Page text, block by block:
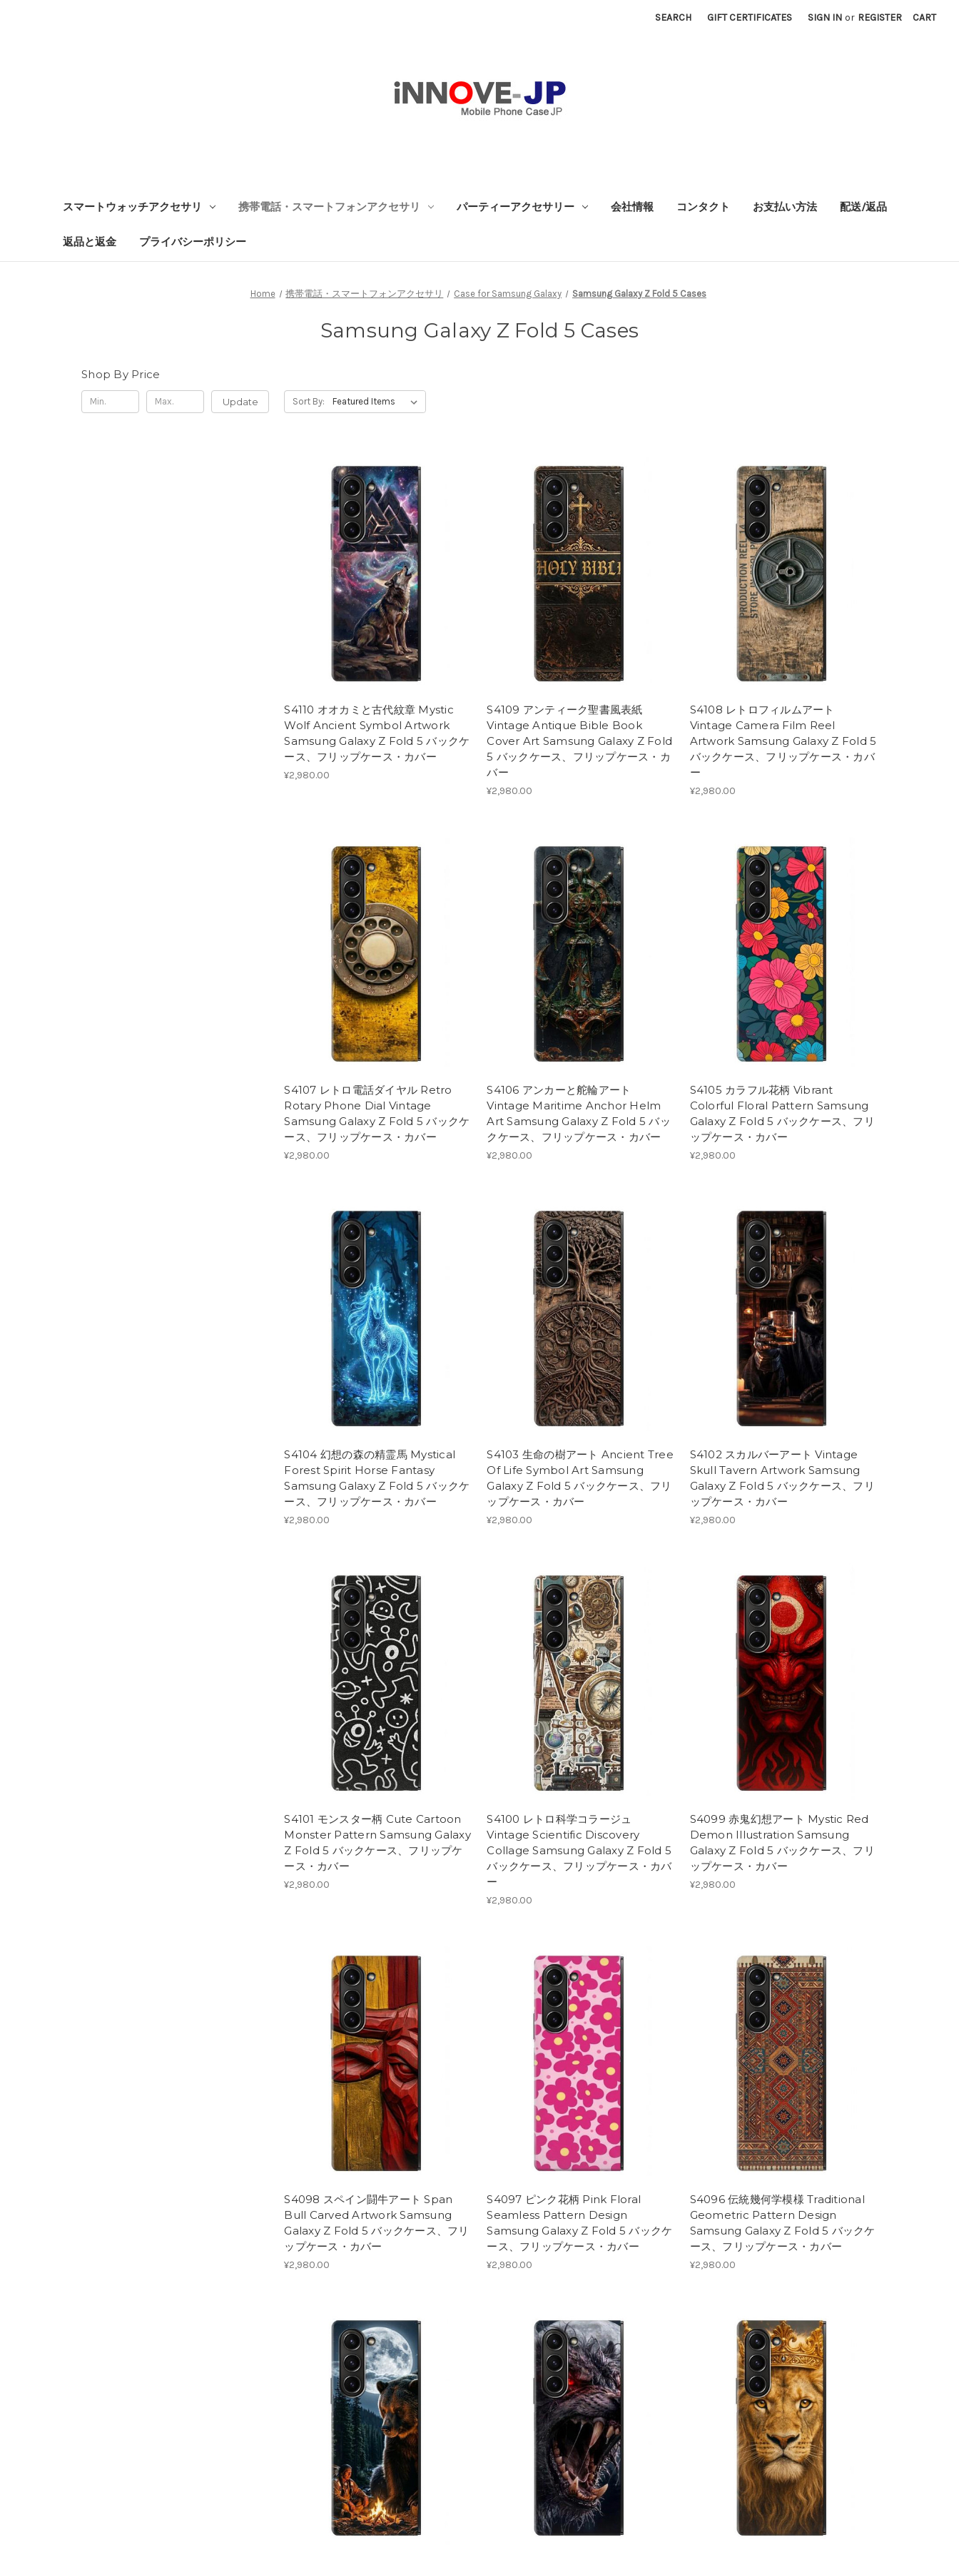
SEARCH GIFT CERTIFICATES SIGN IN or REGISTER CART
スマートウォッチアクセサリ 携帯電話・スマートフォンアクセサリ パーティーアクセサリー 会社情報 コンタクト お支払い方法 配送/返品
返品と返金 プライバシーポリシー
Home 携帯電話・スマートフォンアクセサリ Case for Samsung Galaxy Samsung Galaxy Z Fold 5 Cases
Samsung Galaxy Z Fold 5 Cases
Shop By Price
Update Sort By:
S4110 オオカミと古代紋章 Mystic
Wolf Ancient Symbol Artwork
Samsung Galaxy Z Fold 5 バックケ
ース、フリップケース・カバー
¥2,980.00
S4109 アンティーク聖書風表紙
Vintage Antique Bible Book
Cover Art Samsung Galaxy Z Fold
5 バックケース、フリップケース・カ
バー
¥2,980.00
S4108 レトロフィルムアート
Vintage Camera Film Reel
Artwork Samsung Galaxy Z Fold 5
バックケース、フリップケース・カバ
ー
¥2,980.00
S4107 レトロ電話ダイヤル Retro
Rotary Phone Dial Vintage
Samsung Galaxy Z Fold 5 バックケ
ース、フリップケース・カバー
¥2,980.00
S4106 アンカーと舵輪アート
Vintage Maritime Anchor Helm
Art Samsung Galaxy Z Fold 5 バッ
クケース、フリップケース・カバー
¥2,980.00
S4105 カラフル花柄 Vibrant
Colorful Floral Pattern Samsung
Galaxy Z Fold 5 バックケース、フリ
ップケース・カバー
¥2,980.00
S4104 幻想の森の精霊馬 Mystical
Forest Spirit Horse Fantasy
Samsung Galaxy Z Fold 5 バックケ
ース、フリップケース・カバー
¥2,980.00
S4103 生命の樹アート Ancient Tree
Of Life Symbol Art Samsung
Galaxy Z Fold 5 バックケース、フリ
ップケース・カバー
¥2,980.00
S4102 スカルバーアート Vintage
Skull Tavern Artwork Samsung
Galaxy Z Fold 5 バックケース、フリ
ップケース・カバー
¥2,980.00
S4101 モンスター柄 Cute Cartoon
Monster Pattern Samsung Galaxy
Z Fold 5 バックケース、フリップケ
ース・カバー
¥2,980.00
S4100 レトロ科学コラージュ
Vintage Scientific Discovery
Collage Samsung Galaxy Z Fold 5
バックケース、フリップケース・カバ
ー
¥2,980.00
S4099 赤鬼幻想アート Mystic Red
Demon Illustration Samsung
Galaxy Z Fold 5 バックケース、フリ
ップケース・カバー
¥2,980.00
S4098 スペイン闘牛アート Span
Bull Carved Artwork Samsung
Galaxy Z Fold 5 バックケース、フリ
ップケース・カバー
¥2,980.00
S4097 ピンク花柄 Pink Floral
Seamless Pattern Design
Samsung Galaxy Z Fold 5 バックケ
ース、フリップケース・カバー
¥2,980.00
S4096 伝統幾何学模様 Traditional
Geometric Pattern Design
Samsung Galaxy Z Fold 5 バックケ
ース、フリップケース・カバー
¥2,980.00